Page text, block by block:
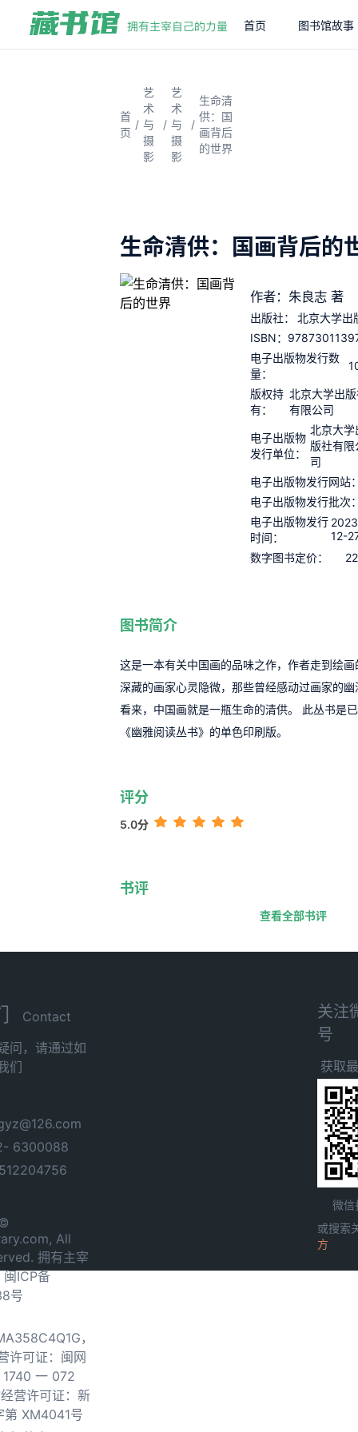
首页 图书馆故事
首
页
/
艺
术
与
摄
影
/
艺
术
与
摄
影
/
生命清
供：国
画背后
的世界
生命清供：国画背后的
作者：朱良志 著
出版社：
北京大学出
ISBN：
电子出版物发行数
量：
版权持
有：
北京大学出
有限公司
电子出版物
发行单位：
北京大学
版社有限
司
电子出版物发行网站
电子出版物发行批次
电子出版物发行
时间：
12-
数字图书定价：
图书简介
这是一本有关中国画的品味之作，作者走到绘
深藏的画家心灵隐微，那些曾经感动过画家的
看来，中国画就是一瓶生命的清供。 此丛书是
《幽雅阅读丛书》的单色印刷版。
评分
5.0分
书评
查看全部书评
Contact
问，请通过如
们
6300088
All
拥有主宰
闽ICP备
号
，
许可证：闽网
一 072
营许可证：新
第 XM4041号
关注
号
获取
微信
或搜索
方